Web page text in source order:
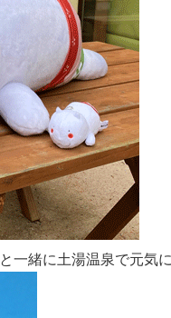
と一緒に土湯温泉で元気